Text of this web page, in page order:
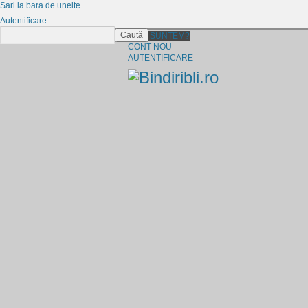
CINE SUNTEM?
CONT NOU
AUTENTIFICARE
Sari la bara de unelte
Autentificare
Caută